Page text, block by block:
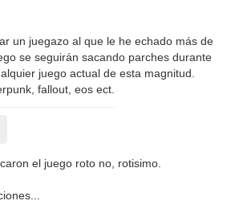
un juegazo al que le he echado más de
se seguirán sacando parches durante
juego actual de esta magnitud.
fallout, eos ect.
el juego roto no, rotisimo.